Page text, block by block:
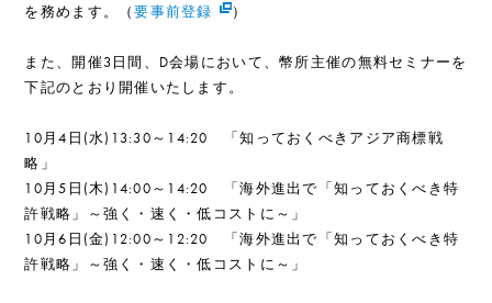
を務めます。（要事前登録 ）
また、開催3日間、D会場において、幣所主催の無料セミナーを
下記のとおり開催いたします。
10月4日(水)13:30～14:20 「知っておくべきアジア商標戦
略」
10月5日(木)14:00～14:20 「海外進出で「知っておくべき特
許戦略」～強く・速く・低コストに～」
10月6日(金)12:00～12:20 「海外進出で「知っておくべき特
許戦略」～強く・速く・低コストに～」